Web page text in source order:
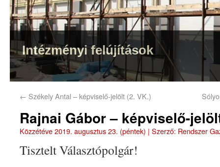
Intézményi felújítások
← Székely Antal – képviselő-jelölt (2. VK.)
Rajnai Gábor – képviselő-
Közzétéve2019. augusztus 23. (péntek) | Szerző: Rendszer
Tisztelt Választópolgár!